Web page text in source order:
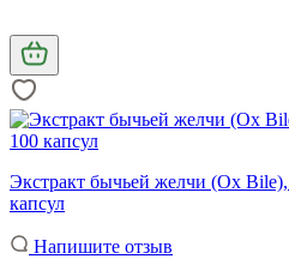
Экстракт бычьей желчи (Ox
капсул
Напишите отзыв